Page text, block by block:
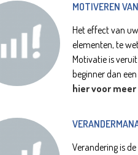
MOTIVEREN
Het effect van
elementen, te
Motivatie is
beginner dan
hier voor
Verandering is